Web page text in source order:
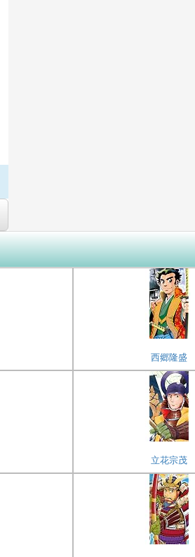
西郷隆盛
立花宗茂